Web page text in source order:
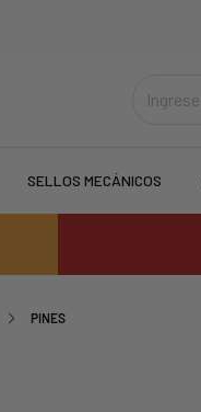
SELLOS MECÁNICOS
PINES